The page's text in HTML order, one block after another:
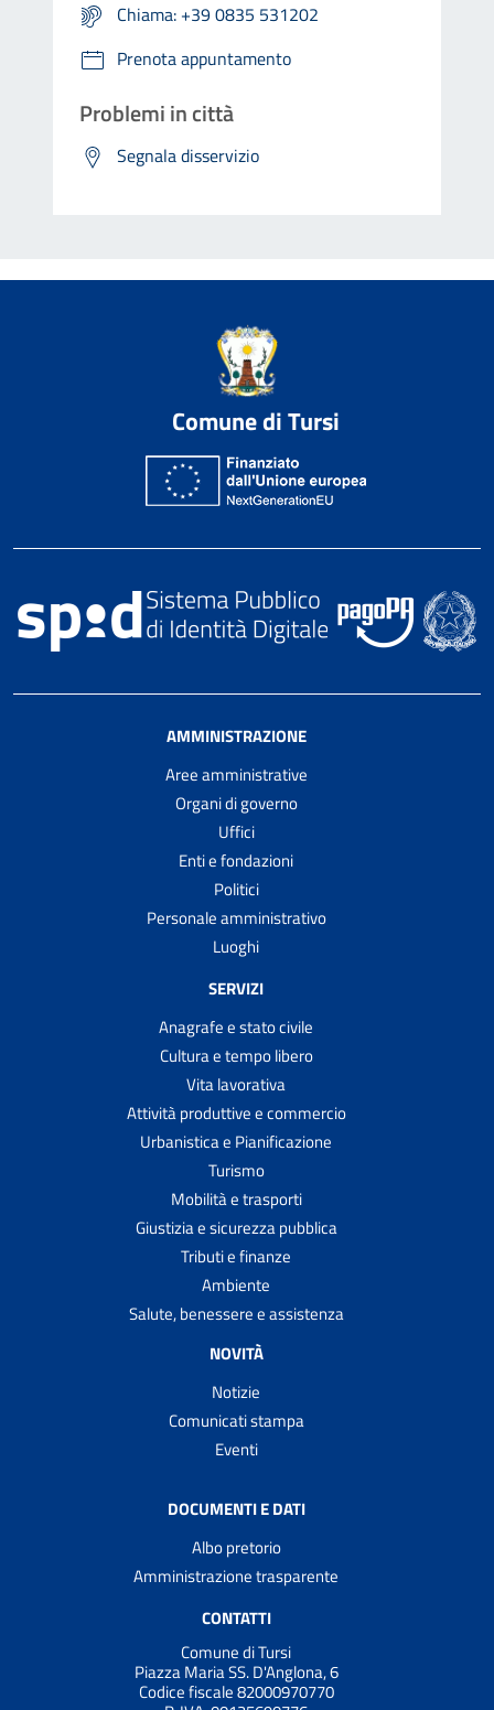
Chiama: +39 0835 531202
Prenota appuntamento
Problemi in città
Segnala disservizio
Comune di Tursi
AMMINISTRAZIONE
Aree amministrative
Organi di governo
Uffici
Enti e fondazioni
Politici
Personale amministrativo
Luoghi
SERVIZI
Anagrafe e stato civile
Cultura e tempo libero
Vita lavorativa
Attività produttive e commercio
Urbanistica e Pianificazione
Turismo
Mobilità e trasporti
Giustizia e sicurezza pubblica
Tributi e finanze
Ambiente
Salute, benessere e assistenza
NOVITÀ
Notizie
Comunicati stampa
Eventi
DOCUMENTI E DATI
Albo pretorio
Amministrazione trasparente
CONTATTI
Comune di Tursi
Piazza Maria SS. D'Anglona, 6
Codice fiscale 82000970770